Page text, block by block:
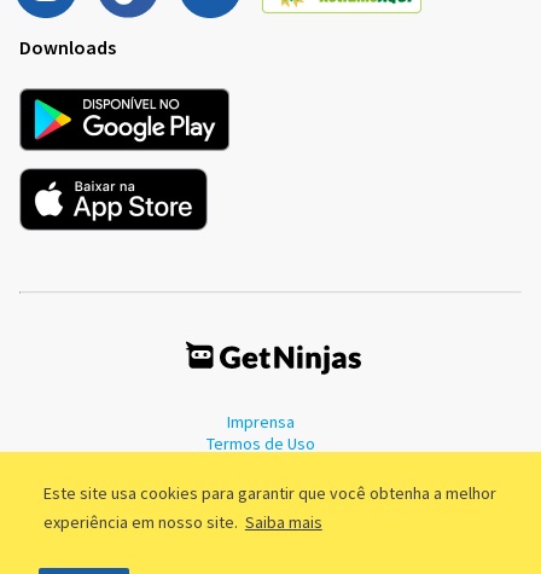
Este site usa cookies para garantir que você obtenha a melhor
experiência em nosso site. Saiba mais
Downloads
Imprensa
Termos de Uso
©2011 - 2026, GetNinjas LTDA. CNPJ 55.744.877/0001-89 - Rua Dr.